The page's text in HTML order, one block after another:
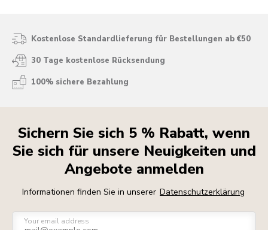
Kostenlose Standardlieferung für Bestellungen ab €50
30 Tage kostenlose Rücksendung
100% sichere Bezahlung
Sichern Sie sich 5 % Rabatt, wenn
Sie sich für unsere Neuigkeiten und
Angebote anmelden
Informationen finden Sie in unserer Datenschutzerklärung
Your email address